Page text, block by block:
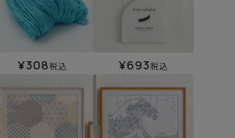
¥308税込 ¥693税込